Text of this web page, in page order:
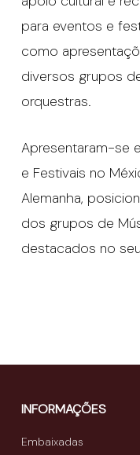
para eventos e
como
diversos grupos
orquestras.
Apresentaram-se
e Festivais no
Alemanha,
dos grupos de
destacados no
INFORMAÇÕES
Embaixadas